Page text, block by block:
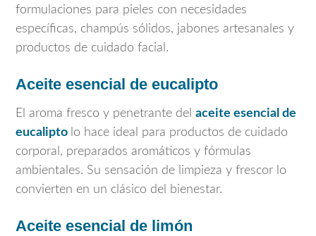
formulaciones para pieles con necesidades
específicas, champús sólidos, jabones artesanales y
productos de cuidado facial.
Aceite esencial de eucalipto
El aroma fresco y penetrante del aceite esencial de
eucalipto lo hace ideal para productos de cuidado
corporal, preparados aromáticos y fórmulas
ambientales. Su sensación de limpieza y frescor lo
convierten en un clásico del bienestar.
Aceite esencial de limón